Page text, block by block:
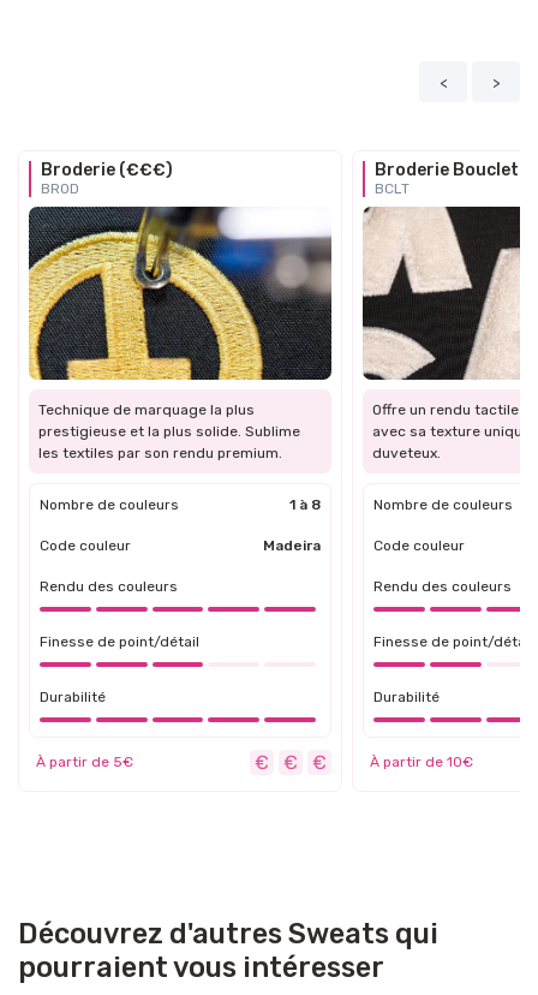
< >
Broderie (€€€)
BROD
Technique de marquage la plus
prestigieuse et la plus solide. Sublime
les textiles par son rendu premium.
Nombre de couleurs 1 à 8
Code couleur Madeira
Rendu des couleurs
Finesse de point/détail
Durabilité
À partir de 5€
Broderie Bouclette
BCLT
Offre un rendu tactile
avec sa texture unique
duveteux.
Nombre de couleurs
Code couleur
Rendu des couleurs
Finesse de point/détail
Durabilité
À partir de 10€
Découvrez d'autres Sweats qui
pourraient vous intéresser